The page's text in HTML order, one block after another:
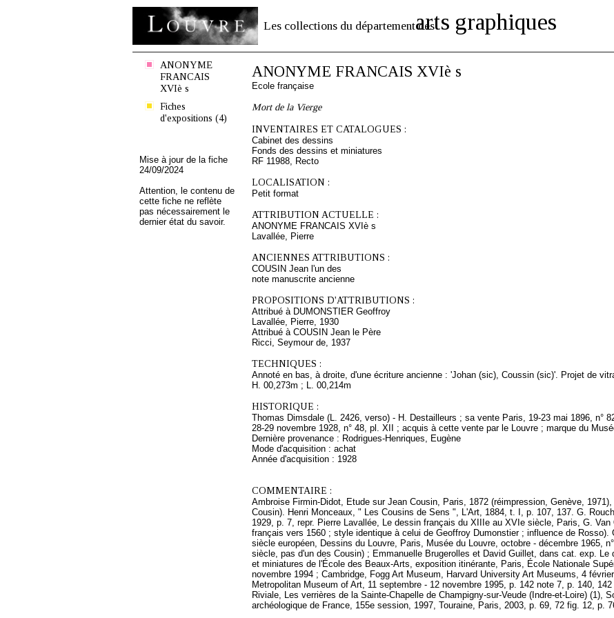
Les collections du département desarts graphiques
ANONYME
FRANCAIS
XVIè s
Fiches
d'expositions (4)
Mise à jour de la fiche
24/09/2024
Attention, le contenu de
cette fiche ne reflète
pas nécessairement le
dernier état du savoir.
ANONYME FRANCAIS XVIè s
Ecole française
Mort de la Vierge
INVENTAIRES ET CATALOGUES :
Cabinet des dessins
Fonds des dessins et miniatures
RF 11988, Recto
LOCALISATION :
Petit format
ATTRIBUTION ACTUELLE :
ANONYME FRANCAIS XVIè s
Lavallée, Pierre
ANCIENNES ATTRIBUTIONS :
COUSIN Jean l'un des
note manuscrite ancienne
PROPOSITIONS D'ATTRIBUTIONS :
Attribué à DUMONSTIER Geoffroy
Lavallée, Pierre, 1930
Attribué à COUSIN Jean le Père
Ricci, Seymour de, 1937
TECHNIQUES :
Annoté en bas, à droite, d'une écriture ancienne : 'Johan (sic), Coussin (sic)'. Projet de
H. 00,273m ; L. 00,214m
HISTORIQUE :
Thomas Dimsdale (L. 2426, verso) - H. Destailleurs ; sa vente Paris, 19-23 mai 1896, n°
28-29 novembre 1928, n° 48, pl. XII ; acquis à cette vente par le Louvre ; marque du
Dernière provenance : Rodrigues-Henriques, Eugène
Mode d'acquisition : achat
Année d'acquisition : 1928
COMMENTAIRE :
Ambroise Firmin-Didot, Etude sur Jean Cousin, Paris, 1872 (réimpression, Genève,
Cousin). Henri Monceaux, " Les Cousins de Sens ", L'Art, 1884, t. I, p. 107, 137. G.
1929, p. 7, repr. Pierre Lavallée, Le dessin français du XIIIe au XVIe siècle, Paris, G.
français vers 1560 ; style identique à celui de Geoffroy Dumonstier ; influence de
siècle européen, Dessins du Louvre, Paris, Musée du Louvre, octobre - décembre 1965,
siècle, pas d'un des Cousin) ; Emmanuelle Brugerolles et David Guillet, dans cat. exp.
et miniatures de l'École des Beaux-Arts, exposition itinérante, Paris, École Nationale
novembre 1994 ; Cambridge, Fogg Art Museum, Harvard University Art Museums, 4
Metropolitan Museum of Art, 11 septembre - 12 novembre 1995, p. 142 note 7, p. 140,
Riviale, Les verrières de la Sainte-Chapelle de Champigny-sur-Veude (Indre-et-Loire) (1),
archéologique de France, 155e session, 1997, Touraine, Paris, 2003, p. 69, 72 fig. 12, p.